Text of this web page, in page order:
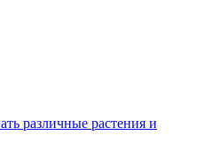
различные растения и